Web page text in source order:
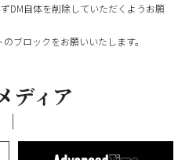
DM自体を削除していただくようお願
ブロックをお願いいたします。
ディア